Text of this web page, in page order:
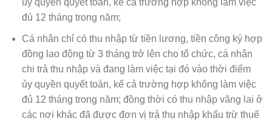
ủy quyền quyết toán, kể cả trường hợp không làm việc
đủ 12 tháng trong năm;
Cá nhân chỉ có thu nhập từ tiền lương, tiền công ký hợp
đồng lao động từ 3 tháng trở lên cho tổ chức, cá nhân
chi trả thu nhập và đang làm việc tại đó vào thời điểm
ủy quyền quyết toán, kể cả trường hợp không làm việc
đủ 12 tháng trong năm; đồng thời có thu nhập vãng lai ở
các nơi khác đã được đơn vị trả thu nhập khấu trừ thuế